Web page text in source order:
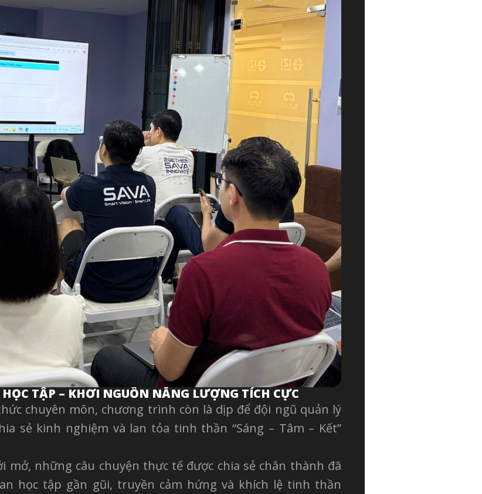
TẬP – KHƠI NGUỒN NĂNG LƯỢNG TÍCH CỰC
chuyên môn, chương trình còn là dịp để đội ngũ quản lý
sẻ kinh nghiệm và lan tỏa tinh thần “Sáng – Tâm – Kết”
mở, những câu chuyện thực tế được chia sẻ chân thành đã
học tập gần gũi, truyền cảm hứng và khích lệ tinh thần